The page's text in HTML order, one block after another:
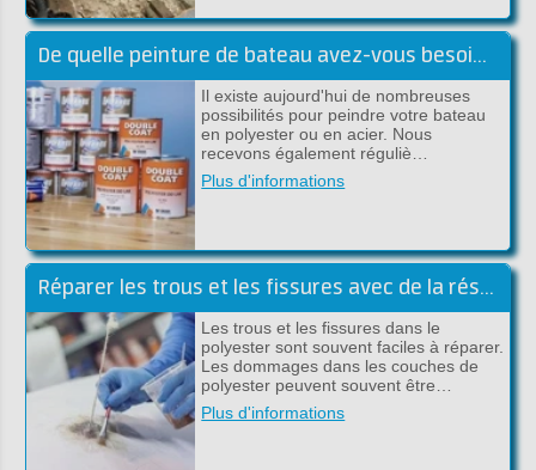
De quelle peinture de bateau avez-vous besoin? Nous vous aidons à chooisir!
Il existe aujourd'hui de nombreuses
possibilités pour peindre votre bateau
en polyester ou en acier. Nous
recevons également réguliè…
Plus d'informations
Réparer les trous et les fissures avec de la résine de polyester
Les trous et les fissures dans le
polyester sont souvent faciles à réparer.
Les dommages dans les couches de
polyester peuvent souvent être…
Plus d'informations